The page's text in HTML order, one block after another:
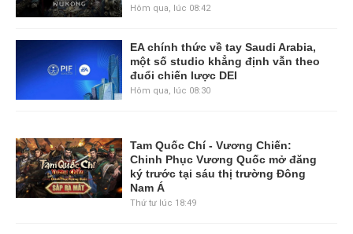
Hôm qua, lúc 08:42
EA chính thức về tay Saudi Arabia,
một số studio khẳng định vẫn theo
đuổi chiến lược DEI
Hôm qua, lúc 08:30
Tam Quốc Chí - Vương Chiến:
Chinh Phục Vương Quốc mở đăng
ký trước tại sáu thị trường Đông
Nam Á
Thứ tư lúc 18:49